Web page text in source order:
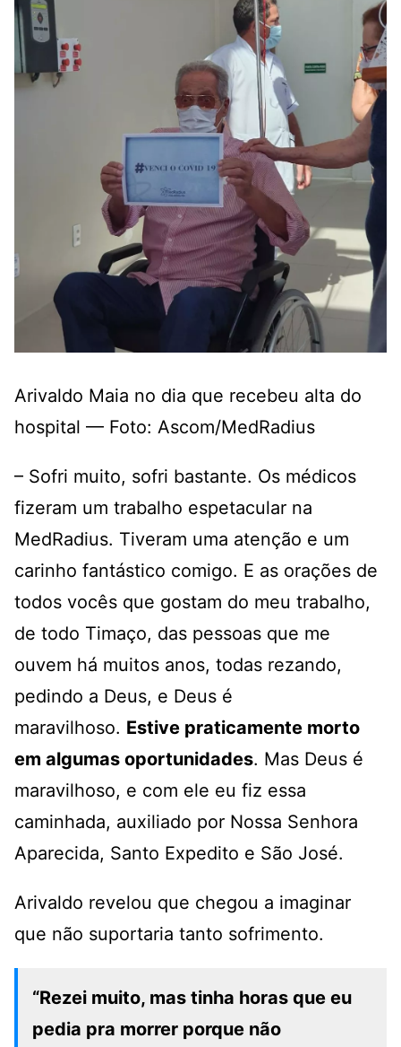
Arivaldo Maia no dia que recebeu alta do
hospital — Foto: Ascom/MedRadius
– Sofri muito, sofri bastante. Os médicos
fizeram um trabalho espetacular na
MedRadius. Tiveram uma atenção e um
carinho fantástico comigo. E as orações de
todos vocês que gostam do meu trabalho,
de todo Timaço, das pessoas que me
ouvem há muitos anos, todas rezando,
pedindo a Deus, e Deus é
maravilhoso. Estive praticamente morto
em algumas oportunidades. Mas Deus é
maravilhoso, e com ele eu fiz essa
caminhada, auxiliado por Nossa Senhora
Aparecida, Santo Expedito e São José.
Arivaldo revelou que chegou a imaginar
que não suportaria tanto sofrimento.
“Rezei muito, mas tinha horas que eu
pedia pra morrer porque não